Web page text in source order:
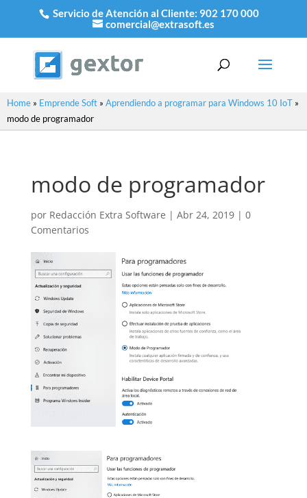
Servicio de Atención al Cliente: 902 170 000
comercial@extrasoft.es
Home » Emprende Soft » Aprendiendo a programar para Windows 10 IoT »
modo de programador
modo de programador
por Redacción Extra Software | Abr 24, 2019| 0
Comentarios